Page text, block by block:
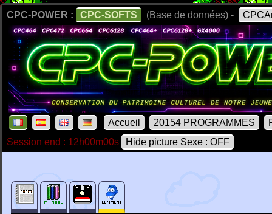
CPC-POWER : CPC-SOFTS (Base de données) -
Accueil 20154 PROGRAMMES
Session end : 12h00m00s
Hide picture Sexe : OFF